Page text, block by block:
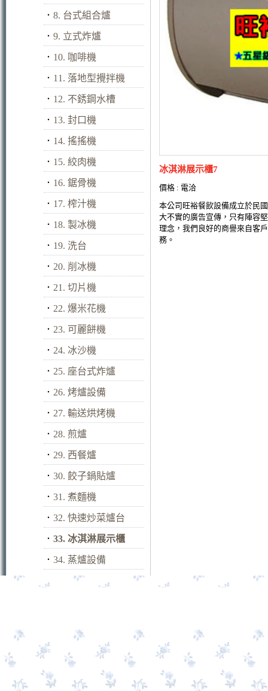
． 8. 台式組合爐
． 9. 立式炸爐
． 10. 咖啡機
． 11. 落地型攪拌機
． 12. 不銹鋼水槽
． 13. 封口機
． 14. 搖搖機
． 15. 絞肉機
． 16. 鋸骨機
． 17. 榨汁機
． 18. 製冰機
． 19. 洗台
． 20. 削冰機
． 21. 切片機
． 22. 爆米花機
． 23. 可麗餅機
． 24. 冰沙機
． 25. 座台式炸爐
． 26. 烤爐設備
． 27. 輸送烘烤機
． 28. 煎爐
． 29. 西餐爐
． 30. 餃子鍋貼爐
． 31. 煮麵機
． 32. 快速炒菜爐台
． 33. 冰淇淋展示櫃
． 34. 蒸爐設備
冰淇淋展示櫃7
價格 : 電洽
本公司旺裕餐飲設備成立於民
大不實的廣告宣傳，只有陣容
理念，我們良好的商譽來自客
務。